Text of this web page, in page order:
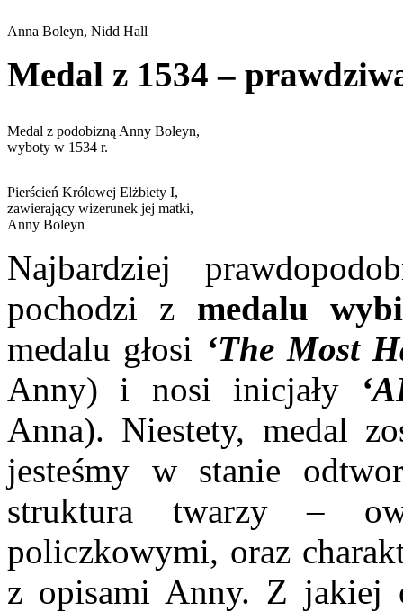
Anna Boleyn, Nidd Hall
Medal z 1534 –
Medal z podobizną Anny Boleyn,
wyboty w 1534 r.
Pierścień Królowej Elżbiety I,
zawierający wizerunek jej matki,
Anny Boleyn
Najbardziej
pochodzi z medalu
medalu głosi ‘The Most
Anny) i nosi inicjały
Anna). Niestety, medal
jesteśmy w stanie
struktura twarzy –
policzkowymi, oraz
z opisami Anny. Z jakiej